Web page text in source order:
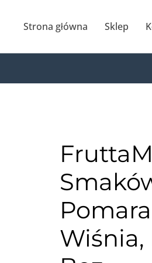
Strona główna Sklep